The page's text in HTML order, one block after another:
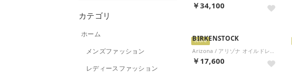
カテゴリ
ホーム
メンズファッション
レディースファッション
￥34,100
Store
BIRKENSTOCK
￥17,600